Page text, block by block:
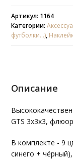
Артикул: 1164
Категории:
футболки...),
Описание
GTS 3x3x3,
В комплекте - 9
синего +